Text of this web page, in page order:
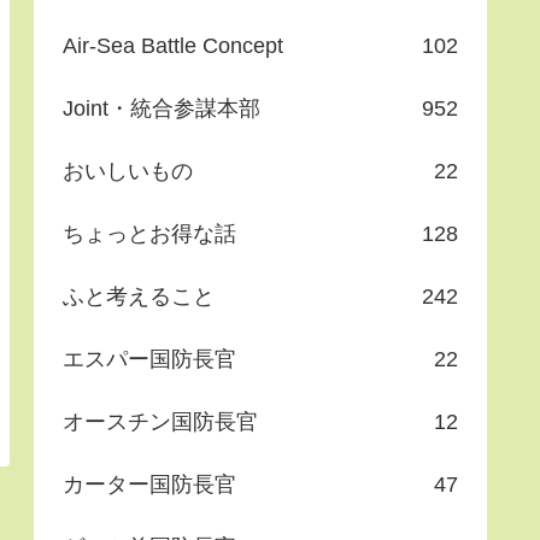
Air-Sea Battle Concept 102
Joint・統合参謀本部 952
おいしいもの 22
ちょっとお得な話 128
ふと考えること 242
エスパー国防長官 22
オースチン国防長官 12
カーター国防長官 47